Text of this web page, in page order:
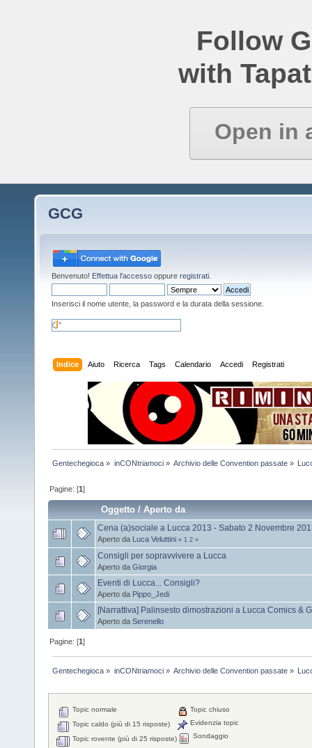
Follow
with
Open in
GCG
Benvenuto! Effettua l'accesso oppure registrati
Inserisci il nome utente, la password e la durata della sessione.
Indice Aiuto Ricerca Tags Calendario Accedi Registrati
Gentechegioca » inCONtriamoci» Archivio delle Convention passate»
Pagine: [1]
Oggetto /Aperto da
Cena (a)sociale a Lucca 2013 - Sabato 2 Novembre
Aperto da Luca Veluttini « 1 2 »
Consigli per sopravvivere a Lucca
Aperto da Giorgia
Eventi di Lucca... Consigli?
Aperto da Pippo_Jedi
[Narrattiva] Palinsesto dimostrazioni a Lucca Comics &
Aperto da Serenello
Pagine: [1]
Gentechegioca » inCONtriamoci» Archivio delle Convention passate»
Topic normale
Topic caldo (più di 15 risposte)
Topic rovente (più di 25 risposte)
Topic chiuso
Evidenzia topic
Sondaggio